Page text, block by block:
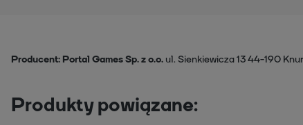
Producent Portal Games Sp. z o.o. ul. Sienkiewicza 1344-190
Produkty powiązane: